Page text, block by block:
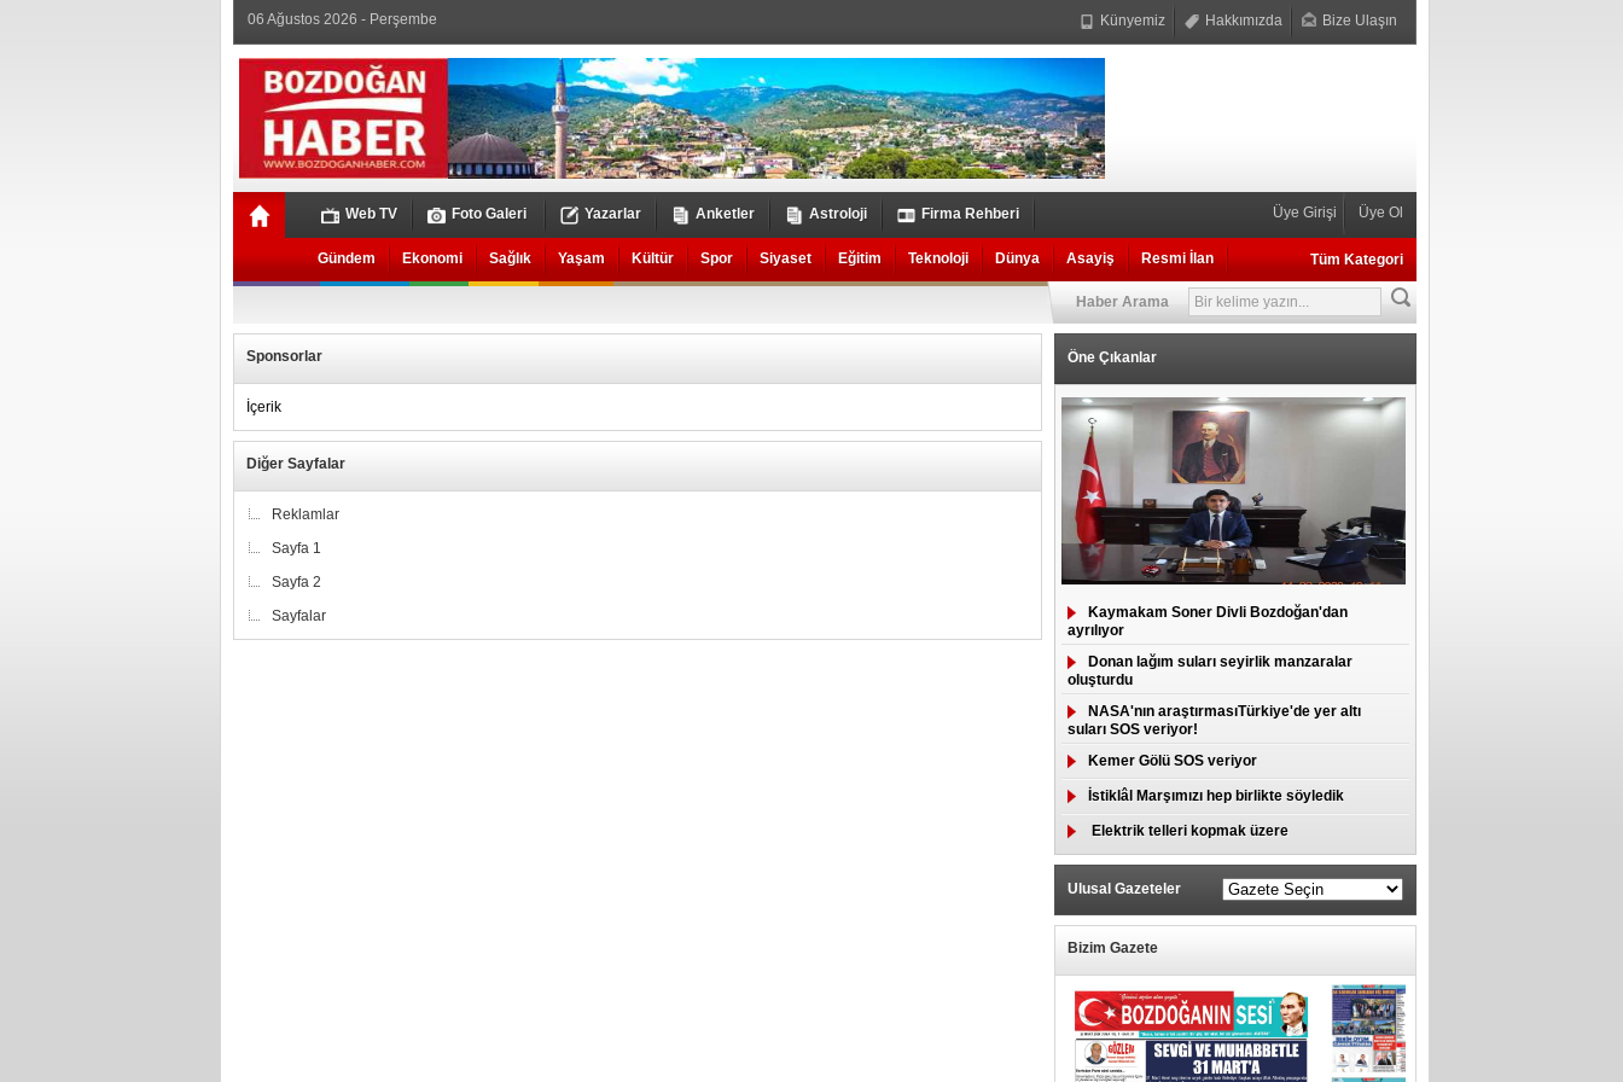
06 Ağustos 2026 - Perşembe Künyemiz Hakkımızda Bize Ulaşın
Web TV Foto Galeri Yazarlar Anketler Astroloji Firma Rehberi Üye Girişi Üye Ol
Gündem Ekonomi Sağlık Yaşam Kültür Spor Siyaset Eğitim Teknoloji Dünya Asayiş Resmi İlan Tüm Kategori
Haber Arama
Sponsorlar
İçerik
Diğer Sayfalar
Reklamlar
Sayfa 1
Sayfa 2
Sayfalar
Öne Çıkanlar
Kaymakam Soner Divli Bozdoğan'dan
ayrılıyor
Donan lağım suları seyirlik manzaralar
oluşturdu
NASA'nın araştırmasıTürkiye'de yer altı
suları SOS veriyor!
Kemer Gölü SOS veriyor
İstiklâl Marşımızı hep birlikte söyledik
Elektrik telleri kopmak üzere
Ulusal Gazeteler
Bizim Gazete